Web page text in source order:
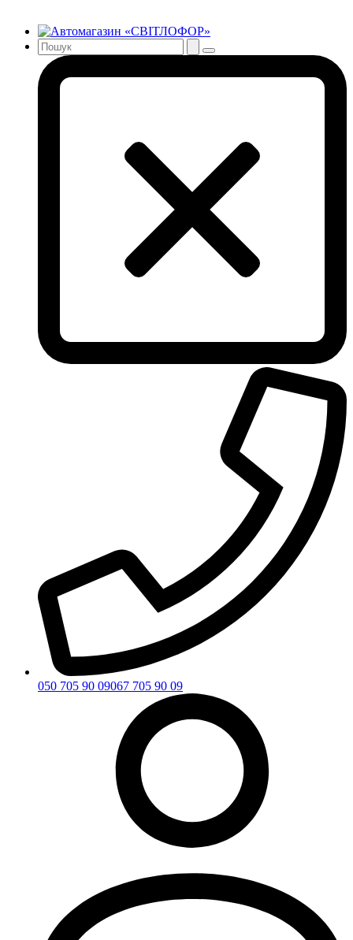
050 705 90 09067 705 90 09